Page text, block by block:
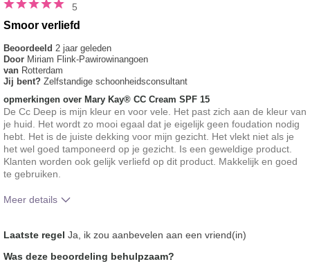
5
Smoor verliefd
Beoordeeld 2 jaar geleden
Door Miriam Flink-Pawirowinangoen
van Rotterdam
Jij bent? Zelfstandige schoonheidsconsultant
opmerkingen over Mary Kay® CC Cream SPF 15
De Cc Deep is mijn kleur en voor vele. Het past zich aan de kleur van
je huid. Het wordt zo mooi egaal dat je eigelijk geen foudation nodig
hebt. Het is de juiste dekking voor mijn gezicht. Het vlekt niet als je
het wel goed tamponeerd op je gezicht. Is een geweldige product.
Klanten worden ook gelijk verliefd op dit product. Makkelijk en goed
te gebruiken.
Meer details
met andere door je gebruikte merken
Laatste regel Ja, ik zou aanbevelen aan een vriend(in)
Was deze beoordeling behulpzaam?